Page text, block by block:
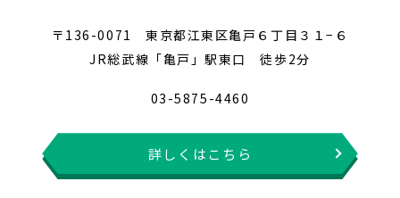
〒136-0071 東京都江東区亀戸６丁目３１−６
JR総武線「亀戸」駅東口 徒歩2分
03-5875-4460
詳しくはこちら